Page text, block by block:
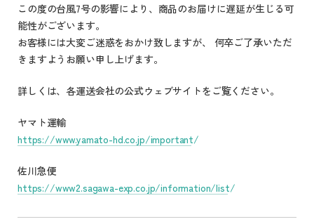
この度の台風7号の影響により、商品のお届けに遅延が生じる可
能性がございます。
お客様には大変ご迷惑をおかけ致しますが、 何卒ご了承いただ
きますようお願い申し上げます。
詳しくは、各運送会社の公式ウェブサイトをご覧ください。
ヤマト運輸
https://www.yamato-hd.co.jp/important/
佐川急便
https://www2.sagawa-exp.co.jp/information/list/